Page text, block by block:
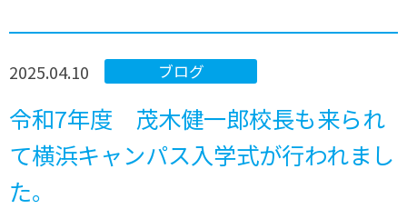
ブログ
2025.04.10
令和7年度 茂木健一郎校長も来られ
て横浜キャンパス入学式が行われまし
た。